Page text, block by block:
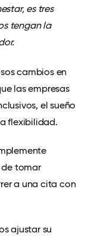
es tres
tengan la
cambios en
las empresas
el sueño
flexibilidad.
tomar
a una cita con
ajustar su